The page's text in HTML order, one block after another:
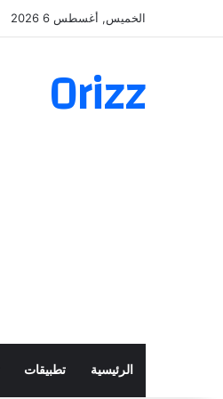
الخميس, أغسطس 6 2026
Orizz
الرئيسية تطبيقات